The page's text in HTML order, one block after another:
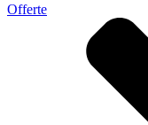
Offerte